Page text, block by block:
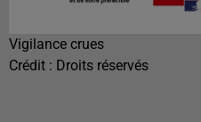
Vigilance crues
Crédit : Droits réservés